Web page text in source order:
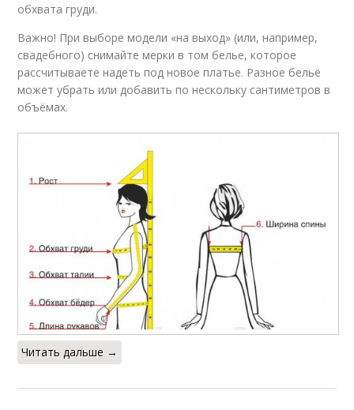
обхвата груди.
Важно! При выборе модели «на выход» (или, например,
свадебного) снимайте мерки в том белье, которое
рассчитываете надеть под новое платье. Разное бельё
может убрать или добавить по нескольку сантиметров в
объёмах.
Читать дальше →